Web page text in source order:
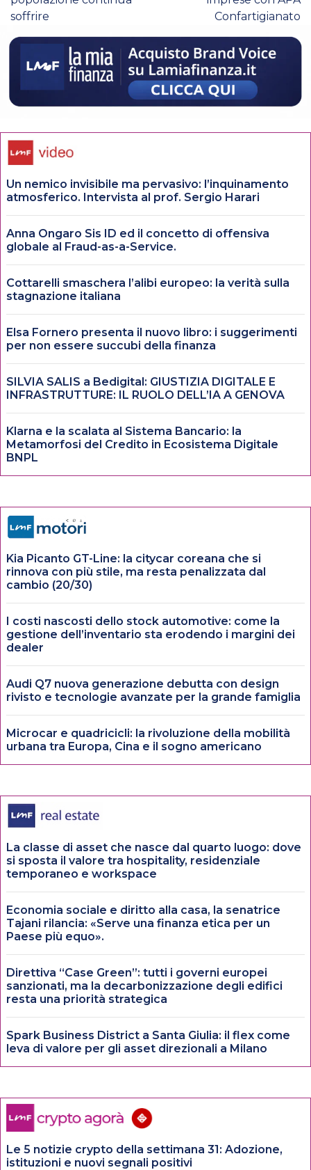
soffrire
Confartigianato
Un nemico invisibile ma pervasivo: l’inquinamento
atmosferico. Intervista al prof. Sergio Harari
Anna Ongaro Sis ID ed il concetto di offensiva
globale al Fraud-as-a-Service.
Cottarelli smaschera l’alibi europeo: la verità sulla
stagnazione italiana
Elsa Fornero presenta il nuovo libro: i suggerimenti
per non essere succubi della finanza
SILVIA SALIS a Bedigital: GIUSTIZIA DIGITALE E
INFRASTRUTTURE: IL RUOLO DELL’IA A GENOVA
Klarna e la scalata al Sistema Bancario: la
Metamorfosi del Credito in Ecosistema Digitale
BNPL
Kia Picanto GT-Line: la citycar coreana che si
rinnova con più stile, ma resta penalizzata dal
cambio (20/30)
I costi nascosti dello stock automotive: come la
gestione dell’inventario sta erodendo i margini dei
dealer
Audi Q7 nuova generazione debutta con design
rivisto e tecnologie avanzate per la grande famiglia
Microcar e quadricicli: la rivoluzione della mobilità
urbana tra Europa, Cina e il sogno americano
La classe di asset che nasce dal quarto luogo: dove
si sposta il valore tra hospitality, residenziale
temporaneo e workspace
Economia sociale e diritto alla casa, la senatrice
Tajani rilancia: «Serve una finanza etica per un
Paese più equo».
Direttiva “Case Green”: tutti i governi europei
sanzionati, ma la decarbonizzazione degli edifici
resta una priorità strategica
Spark Business District a Santa Giulia: il flex come
leva di valore per gli asset direzionali a Milano
Le 5 notizie crypto della settimana 31: Adozione,
istituzioni e nuovi segnali positivi